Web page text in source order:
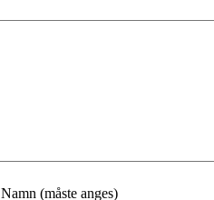
Namn (måste anges)